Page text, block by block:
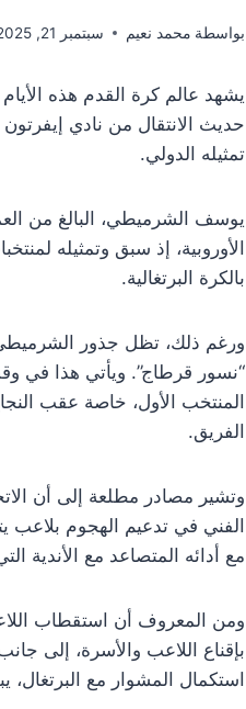
بواسطة محمد نعيم سبتمبر 21, 2025
يشهد عالم كرة القدم هذه
حديث الانتقال من نادي
تمثيله الدولي.
بالكرة البرتغالية.
ورغم ذلك، تظل جذور
“نسور قرطاج”. ويأتي هذا في
المنتخب الأول، خاصة عقب
الفريق.
وتشير مصادر مطلعة إلى أن
الفني في تدعيم الهجوم بلاعب
مع أدائه المتصاعد مع الأندية
ومن المعروف أن استقطاب
بإقناع اللاعب والأسرة، إلى
استكمال المشوار مع